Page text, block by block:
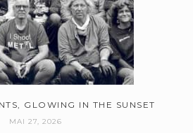
GLOWING IN THE SUNSET
MAI 27, 2026